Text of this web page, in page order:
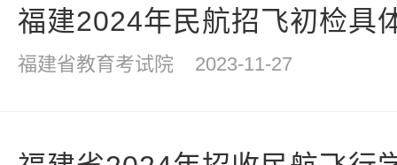
福建2024年民航招飞初检具
福建省教育考试院 2023-11-27